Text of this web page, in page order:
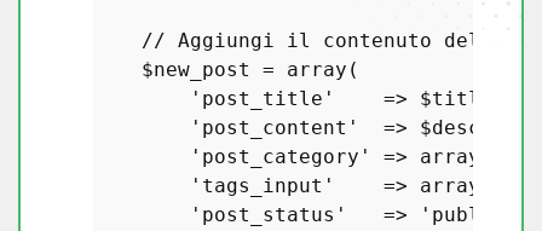
// Aggiungi il contenuto del
$new_post
= array (
'post_title'
    =>
$title
'post_content'
  =>
'post_category'
=> array
'tags_input'
    =>
array
'post_status'
   =>
'publish'